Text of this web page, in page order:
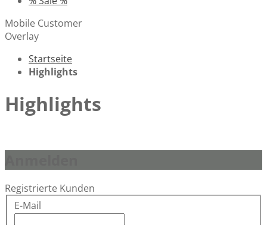
Mobile Customer
Overlay
Startseite
Highlights
Highlights
Registrierte Kunden
E-Mail